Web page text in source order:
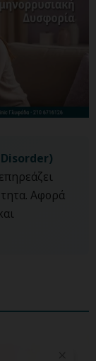
Αφορά